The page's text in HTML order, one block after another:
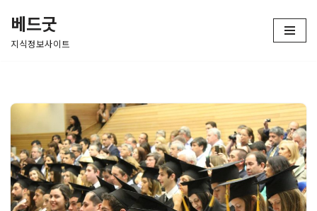
콘
건
뛰
기
베드굿
지식정보사이트